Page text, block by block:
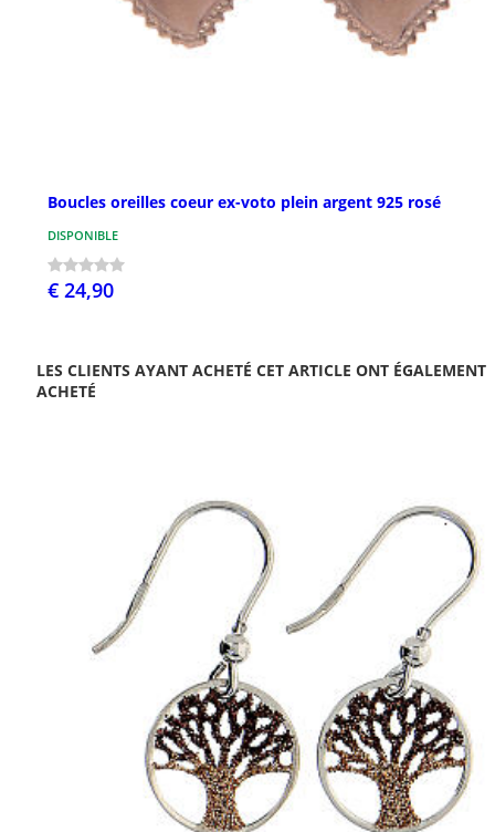
Boucles oreilles coeur ex-voto plein argent 925 rosé
DISPONIBLE
€ 24,90
LES CLIENTS AYANT ACHETÉ CET ARTICLE ONT ÉGALEMENT
ACHETÉ